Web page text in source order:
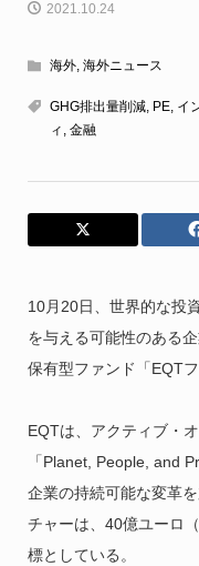
2021.10.24
海外, 海外ニュース
GHG排出量削減, PE, イ
ィ , 金融
10月20日、世界的な投
を与える可能性のある
保有型ファンド「EQT
EQTは、アクティブ・
「Planet, People, and
企業の持続可能な変革
チャーは、40億ユーロ
標としている。